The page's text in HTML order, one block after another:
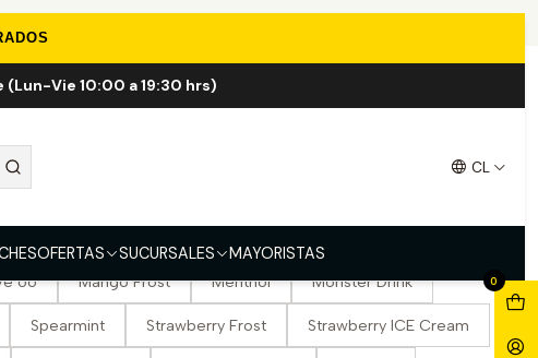
(Lun-Vie 10:00 a 19:30 hrs)
CL
OFERTAS SUCURSALES MAYORISTAS
0
Puffs
Raspberry Frost
66 Mango Frost Menthol Monster Drink
Spearmint Strawberry Frost Strawberry ICE Cream